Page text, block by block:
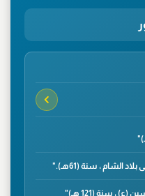
الشام ، سنة (61هـ)."
، سنة (121 هـ)"